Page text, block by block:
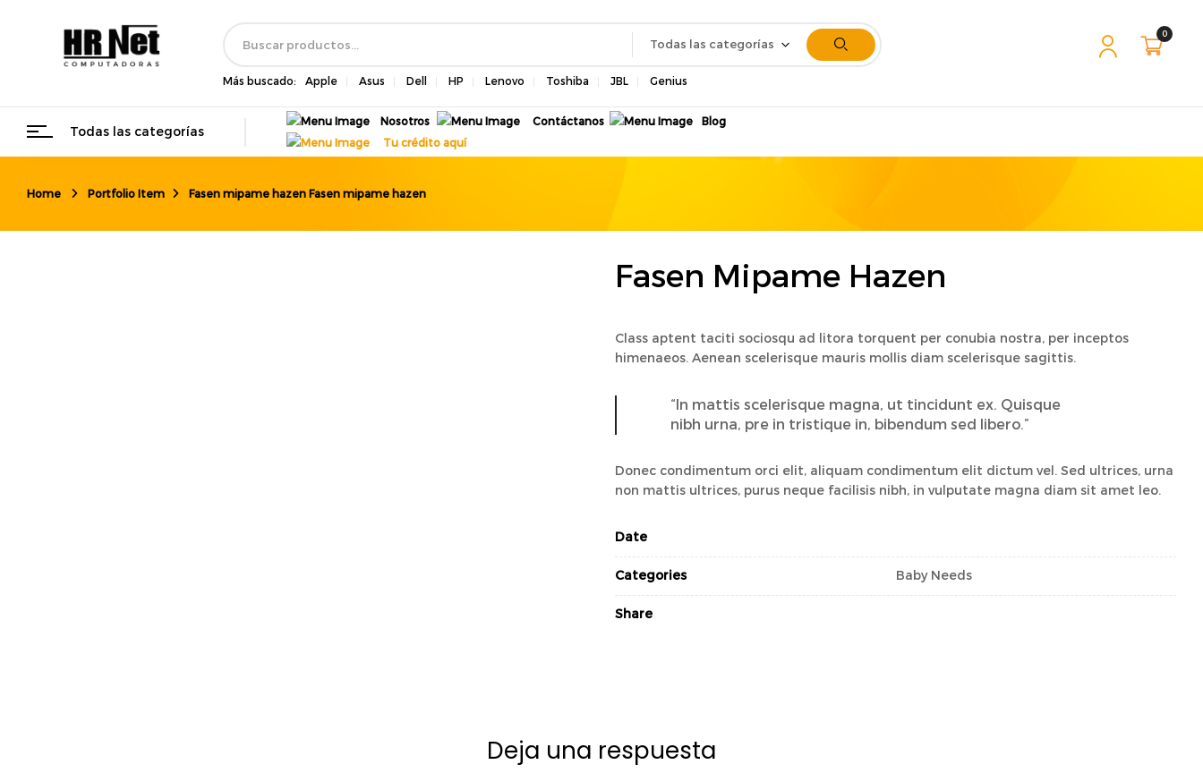
Todas las categorías
Más buscado: Apple Asus Dell HP Lenovo Toshiba JBL Genius
0
Todas las categorías
Nosotros Contáctanos
Blog
Tu crédito aquí
Home Portfolio Item Fasen mipame hazenFasen mipame hazen
Fasen Mipame Hazen
Class aptent taciti sociosqu ad litora torquent per conubia nostra, per inceptos
himenaeos. Aenean scelerisque mauris mollis diam scelerisque sagittis.
“In mattis scelerisque magna, ut tincidunt ex. Quisque
nibh urna, pre in tristique in, bibendum sed libero.”
Donec condimentum orci elit, aliquam condimentum elit dictum vel. Sed ultrices, urna
non mattis ultrices, purus neque facilisis nibh, in vulputate magna diam sit amet leo.
Date
Categories Baby Needs
Share
Deja una respuesta